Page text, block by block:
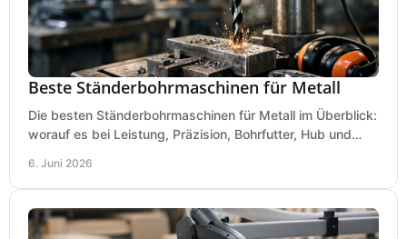
Beste Ständerbohrmaschinen für Metall
Die besten Ständerbohrmaschinen für Metall im Überblick:
worauf es bei Leistung, Präzision, Bohrfutter, Hub und
6. Juni 2026